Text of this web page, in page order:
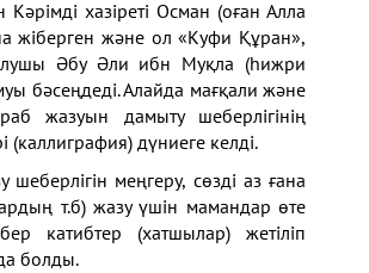
хазіреті Осман (оған Алла
жіберген және ол «Куфи Құран»,
Әбу Әли ибн Муқла (һижри
бәсеңдеді. Алайда мағқали және
жазуын дамыту шеберлігінің
(каллиграфия) дүниеге келді.
меңгеру, сөзді аз ғана
т.б) жазу үшін мамандар өте
катибтер (хатшылар) жетіліп
болды.